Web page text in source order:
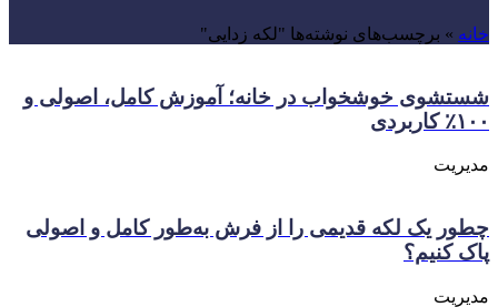
خانه » برچسب‌های نوشته‌ها "لکه زدایی"
شستشوی خوشخواب در خانه؛ آموزش کامل، اصولی و
۱۰۰٪ کاربردی
مدیریت
چطور یک لکه قدیمی را از فرش به‌طور کامل و اصولی
پاک کنیم؟
مدیریت